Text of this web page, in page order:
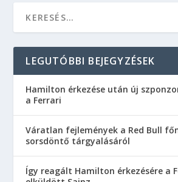
LEGUTÓBBI BEJEGYZÉSEK
Hamilton érkezése után új
a Ferrari
Váratlan fejlemények a Red Bull
sorsdöntő tárgyalásáról
Így reagált Hamilton érkezésére a